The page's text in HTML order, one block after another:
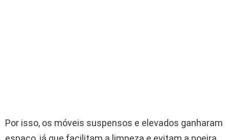
Por isso, os móveis suspensos e elevados ganharam